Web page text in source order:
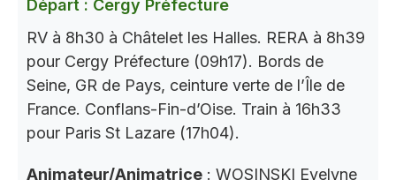
Départ : Cergy Préfecture
RV à 8h30 à Châtelet les Halles. RERA à 8h39
pour Cergy Préfecture (09h17). Bords de
Seine, GR de Pays, ceinture verte de l’Île de
France. Conflans-Fin-d’Oise. Train à 16h33
pour Paris St Lazare (17h04).
Animateur/Animatrice : WOSINSKI Evelyne